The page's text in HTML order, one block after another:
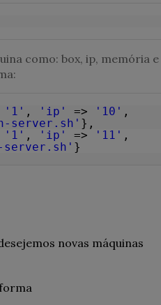
como: box, ip, memória
'1' , 'ip' => '10' ,
server.sh' },
'1' , 'ip' => '11' ,
server.sh' }
novas máquinas